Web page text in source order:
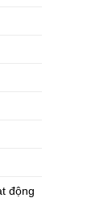
động